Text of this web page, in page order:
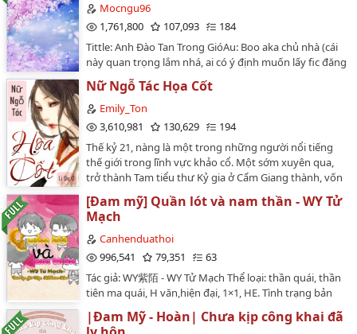
34
35
36
37
38
39
40
41
42
43
44
45
sét tình yêu mà là tiếng sét oan gia.Tú nhận lời cá cược
của bạn bè cưa đổ 1 đứa con gái hoàn toàn ko có con
trai trong mắt.Còn cô thì lại hoàn toàn ngó lơ chàng
trai ở trước mặt. Trong trò cá cược này,ai sẽ là người
thắng?Ai sẽ là kẻ thua?2 con người hoàn toàn trái
ngược như 2 đường thẳng song song này,liệu có gặp
nhau ở cùng 1 điểm? Trò đùa trái tim bắt đầu……
Mocngu96
1,761,800
107,093
184
Tittle: Anh Đào Tan Trong GióAu: Boo aka chủ nhà (cái
này quan trọng lắm nhá, ai có ý định muốn lấy fic đăng
ra ngoài thì làm ơn nhìn rõ nó là fic có chủ. Mong các
bạn tôn trọng chất xám cũng như công sức của
Au)Nhân vật: GoM× Kuroko (AllKuroko)|| có sự xuất
hiện của các nhân vật trong Slamdunk, POTThể loại:
có ngọtRatting: xôi thịt đầy đủ =)))Nội dung: Đội bóng
rổ trường Sơ Trung Teiko là một đội bóng huyền thoại
với thành tích đánh bại các đối thủ mà họ chạm trán.
Các tuyển thủ của đội được biết đến với cái tên
"Generation of Miracles" (Thế hệ kỳ tích). Sau khi tốt
nghiệp, năm ngôi sao này chuyển đến các trường Cao
Trung khác nhau nổi tiếng về bóng rổ. Tuy nhiên, có
một sự thật được ít người biết đến về cầu thủ bóng
ma thứ sáu - Kuroko Tetsuya.......Đôi lời: các nhân vật
trong fic không thuộc quyền sở hữu của Au, tuy nhiên
số phận họ trong fic đều nằm trong tay Au định đoạt.
Tên truyện (có thể) không liên quan đến cốt truyện, tay
Nữ Ngỗ Tác Họa Cốt
Emily_Ton
3,610,981
130,629
194
Thế kỷ 21, nàng là một trong những người nổi tiếng
thế giới trong lĩnh vực khảo cổ. Một sớm xuyên qua,
trở thành Tam tiểu thư Kỷ gia ở Cẩm Giang thành, vốn
bỏ, thân thể nho nhỏ trời sinh không đủ dinh dưỡng!
Vì thế, để kiếm bạc ăn cơm no, nàng làm lại nghề cũ -
Pháp y chuyên môn hoạ người chết! Một đôi tay khéo
léo, vuốt ve xương trắng, phá được án treo ngàn năm.
mỹ nhân, không ngần ngại ném đi những nguyên tắc
đạo đức của mình, liên tục tán tỉnh nàng. "Vương gia,
sờ một lần, một ngàn lượng." "Bổn vương cho ngươi
một vạn lượng, hôn một cái!"***Trên truyện: Họa Cốt
[Đam mỹ] Quần lót và nam thần - WY Tử
Mạch
Canhenduathoi
996,541
79,351
63
Tác giả: WY紫陌 - WY Tử Mạch Thể loại: thần quái, thần
tiên ma quái, H văn,hiện đại, 1×1, HE. Tình trạng bản
Nội dung: Câu chuyện của một chiếc quần lót Link nhà
|Đam Mỹ - Hoàn| Chưa kịp công khai đã